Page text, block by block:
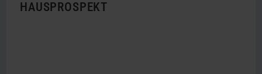
HAUSPROSPEKT